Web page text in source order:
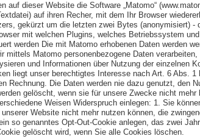
auf dieser Website die Software „Matomo“
auf ihren Recher, mit dem Ihr Browser
gekürzt um die letzten zwei Bytes (anonymisiert)
mit welchen Plugins, welches Betriebssystem
werden Die mit Matomo erhobenen Daten werden
mittels Matomo personenbezogene Daten
und Informationen über Nutzung der einzelnen
liegt unser berechtigtes Interesse nach Art. 6 Abs.
Rechnung. Die Daten werden nie dazu genutzt, den
gelöscht, wenn sie für unsere Zwecke nicht
Weisen Widerspruch einlegen: 1. Sie
Website nicht mehr nutzen können, die
so genanntes Opt-Out-Cookie anlegen, das zwei
gelöscht wird, wenn Sie alle Cookies löschen.